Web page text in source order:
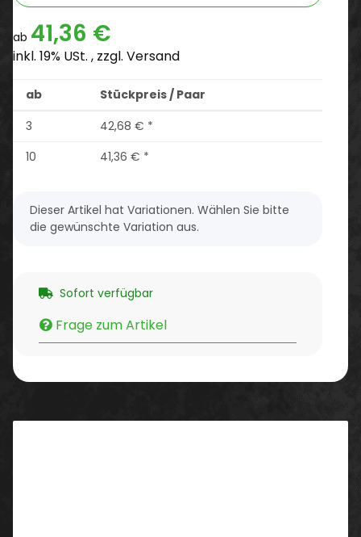
ab 41,36 €
inkl. 19% USt. , zzgl. Versand
ab
Stückpreis / Paar
3
42,68 € *
10
41,36 € *
x
Dieser Artikel hat Variationen. Wählen Sie bitte
die gewünschte Variation aus.
Sofort verfügbar
Frage zum Artikel